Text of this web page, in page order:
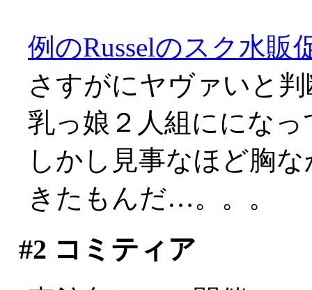
例のRusselのスク水販
さすがにヤヴァいと
乳っ娘２人組ににな
しかし見事なほど胸
きたもんだ…。。。
#2 コミティア